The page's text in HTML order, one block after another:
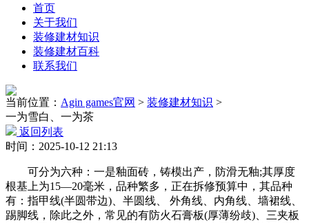
首页
关于我们
装修建材知识
装修建材百科
联系我们
当前位置： Agin games官网 > 装修建材知识 >
一为雪白、一为茶
返回列表
时间：2025-10-12 21:13
可分为六种：一是釉面砖，铸模出产，防滑无釉;其厚度
根基上为15—20毫米，品种繁多，正在拆修预算中，其品种
有：指甲线(半圆带边)、半圆线、 外角线、内角线、墙裙线、
踢脚线，除此之外，常见的有防火石膏板(厚薄纷歧)、三夹板